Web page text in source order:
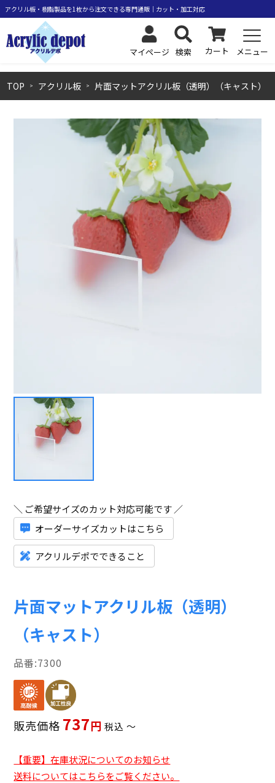
マイページ 検索 カート メニュー
TOP アクリル板 片面マットアクリル板（透明）（キャスト）
＼ ご希望サイズのカット対応可能です ／
オーダーサイズカットはこちら
アクリルデポでできること
片面マットアクリル板（透明）
（キャスト）
7300
販売価格 737 税込 〜
【重要】在庫状況についてのお知らせ
送料についてはこちらをご覧ください。